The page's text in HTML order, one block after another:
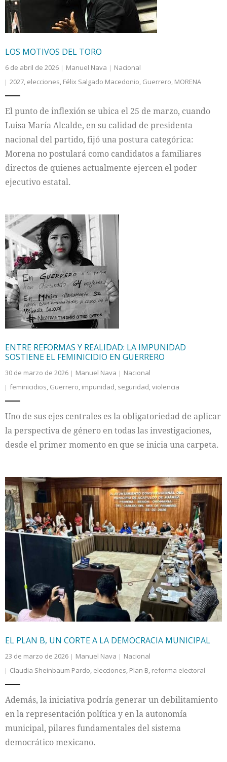
LOS MOTIVOS DEL TORO
6 de abril de 2026 Manuel Nava
Nacional
2027, elecciones, Félix Salgado Macedonio, Guerrero, MORENA
El punto de inflexión se ubica el 25 de marzo, cuando
Luisa María Alcalde, en su calidad de presidenta
nacional del partido, fijó una postura categórica:
Morena no postulará como candidatos a familiares
directos de quienes actualmente ejercen el poder
ejecutivo estatal.
ENTRE REFORMAS Y REALIDAD: LA IMPUNIDAD
SOSTIENE EL FEMINICIDIO EN GUERRERO
30 de marzo de 2026 Manuel Nava
Nacional
feminicidios, Guerrero, impunidad, seguridad,violencia
Uno de sus ejes centrales es la obligatoriedad de aplicar
la perspectiva de género en todas las investigaciones,
desde el primer momento en que se inicia una carpeta.
EL PLAN B, UN CORTE A LA DEMOCRACIA MUNICIPAL
23 de marzo de 2026 Manuel Nava
Nacional
Claudia Sheinbaum Pardo, elecciones, Plan B, reforma electoral
Además, la iniciativa podría generar un debilitamiento
en la representación política y en la autonomía
municipal, pilares fundamentales del sistema
democrático mexicano.